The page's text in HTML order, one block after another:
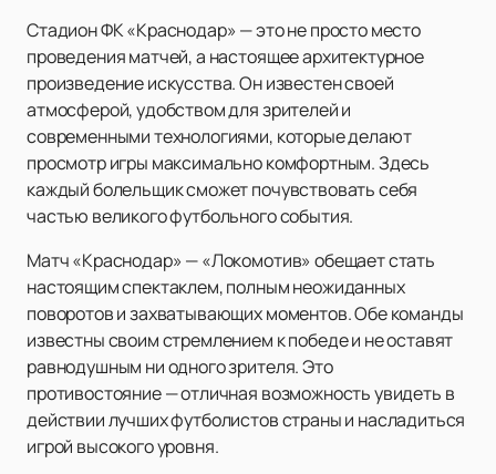
Стадион ФК «Краснодар» — это не просто место
проведения матчей, а настоящее архитектурное
произведение искусства. Он известен своей
атмосферой, удобством для зрителей и
современными технологиями, которые делают
просмотр игры максимально комфортным. Здесь
каждый болельщик сможет почувствовать себя
частью великого футбольного события.
Матч «Краснодар» — «Локомотив» обещает стать
настоящим спектаклем, полным неожиданных
поворотов и захватывающих моментов. Обе команды
известны своим стремлением к победе и не оставят
равнодушным ни одного зрителя. Это
противостояние — отличная возможность увидеть в
действии лучших футболистов страны и насладиться
игрой высокого уровня.